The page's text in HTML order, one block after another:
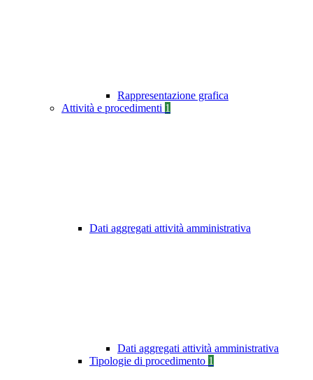
Rappresentazione grafica
Attività e procedimenti 1
Dati aggregati attività amministrativa
Dati aggregati attività amministrativa
Tipologie di procedimento 1